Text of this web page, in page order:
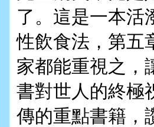
了。這是一本活
性飲食法，第五
家都能重視之，
書對世人的終極
傳的重點書籍，